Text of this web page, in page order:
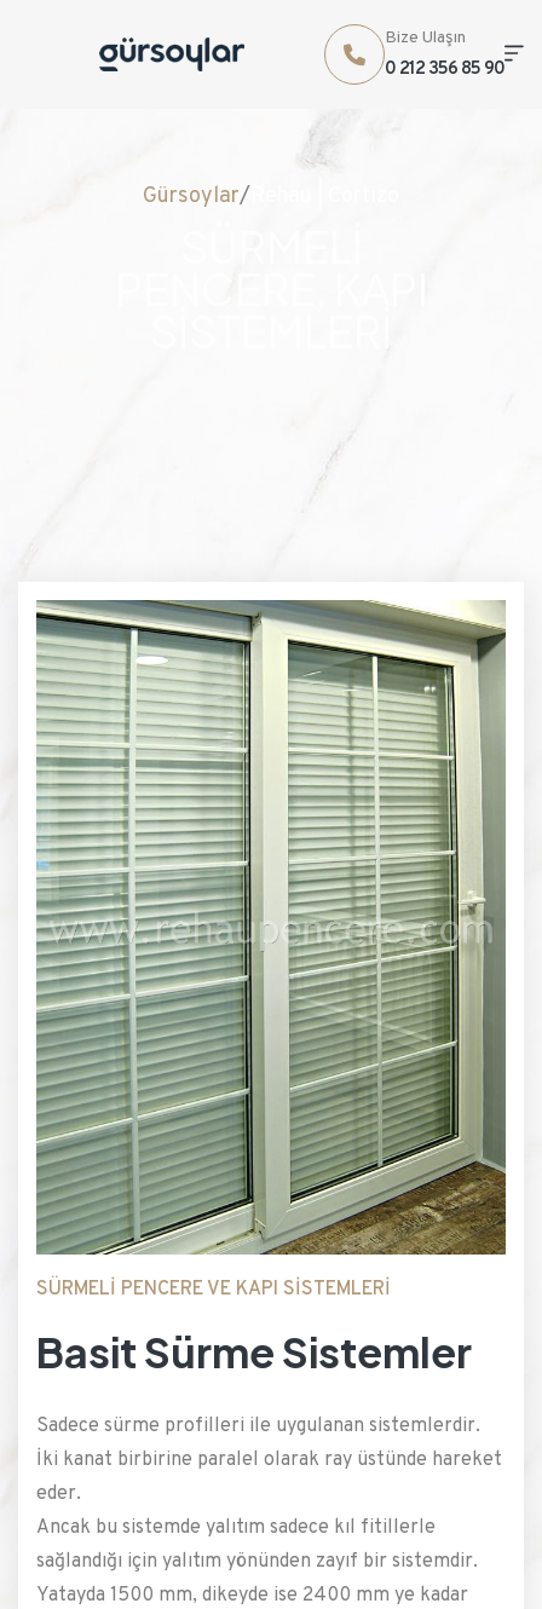
Bize Ulaşın
0 212 356 85 90
Gürsoylar/
SÜRMELİ PENCERE VE KAPI SİSTEMLERİ
Basit Sürme Sistemler
Sadece sürme profilleri ile uygulanan sistemlerdir.
İki kanat birbirine paralel olarak ray üstünde hareket
eder.
Ancak bu sistemde yalıtım sadece kıl fitillerle
sağlandığı için yalıtım yönünden zayıf bir sistemdir.
Yatayda 1500 mm, dikeyde ise 2400 mm ye kadar